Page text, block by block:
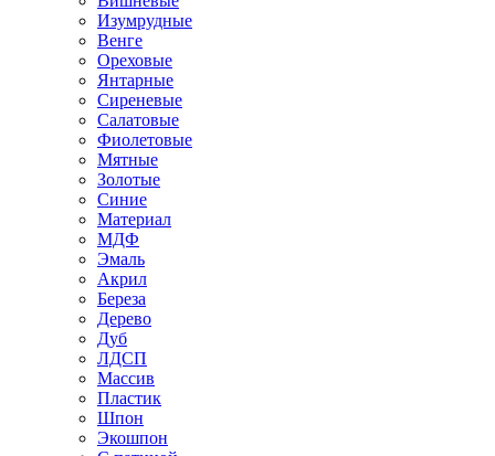
Изумрудные
Венге
Ореховые
Янтарные
Сиреневые
Салатовые
Фиолетовые
Мятные
Золотые
Синие
Материал
МДФ
Эмаль
Акрил
Береза
Дерево
Дуб
ЛДСП
Массив
Пластик
Шпон
Экошпон